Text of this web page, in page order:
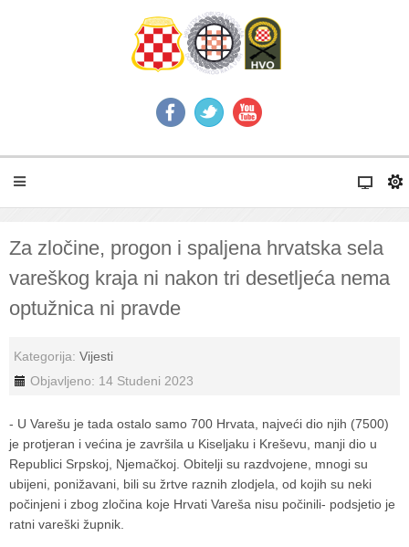
Za zločine, progon i spaljena hrvatska sela
vareškog kraja ni nakon tri desetljeća nema
optužnica ni pravde
Kategorija: Vijesti
Objavljeno: 14 Studeni 2023
- U Varešu je tada ostalo samo 700 Hrvata, najveći dio njih (7500)
je protjeran i većina je završila u Kiseljaku i Kreševu, manji dio u
Republici Srpskoj, Njemačkoj. Obitelji su razdvojene, mnogi su
ubijeni, ponižavani, bili su žrtve raznih zlodjela, od kojih su neki
počinjeni i zbog zločina koje Hrvati Vareša nisu počinili- podsjetio je
ratni vareški župnik.